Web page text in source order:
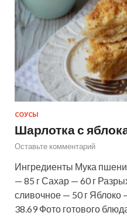
СОУСЫ
Шарлотка с
Оставьте комментарий
Ингредиенты Мука
— 85 г Сахар — 60 г
сливочное — 50 г Яблоко
38.69 Фото готового